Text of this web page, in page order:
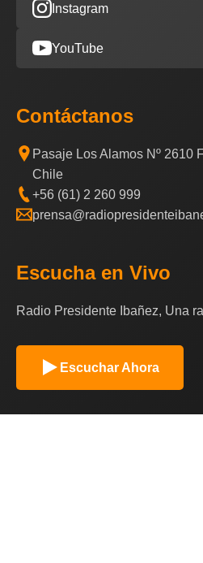
Instagram
YouTube
Contáctanos
Pasaje Los Alamos Nº 2610
Chile
+56 (61) 2 260 999
Escucha en Vivo
Radio Presidente Ibañez, Una
Escuchar Ahora